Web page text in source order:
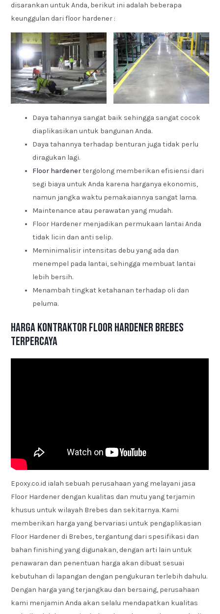
disarankan untuk Anda, berikut ini adalah beberapa
keunggulan dari floor hardener :
Daya tahannya sangat baik sehingga sangat cocok
diaplikasikan untuk bangunan Anda.
Daya tahannya terhadap benturan juga tidak perlu
diragukan lagi.
Floor hardenertergolong memberikan efisiensi dari
segi biaya untuk Anda karena harganya ekonomis,
namun jangka waktu pemakaiannya sangat lama.
Maintenance atau perawatan yang mudah.
Floor Hardener menjadikan permukaan lantai Anda
tidak licin dan anti selip.
Meminimalisir intensitas debu yang ada dan
menempel pada lantai, sehingga membuat lantai
lebih bersih.
Menambah tingkat ketahanan terhadap oli dan
peluma.
Harga Kontraktor Floor Hardener Brebes
Terpercaya
Epoxy.co.id ialah sebuah perusahaan yang melayani jasa
Floor Hardener dengan kualitas dan mutu yang terjamin
khusus untuk wilayah Brebes dan sekitarnya. Kami
memberikan harga yang bervariasi untuk pengaplikasian
Floor Hardener di Brebes, tergantung dari spesifikasi dan
bahan finishing yang digunakan, dengan arti lain untuk
penawaran dan penentuan harga akan dibuat sesuai
kebutuhan di lapangan dengan pengukuran terlebih dahulu.
Dengan harga yang terjangkau dan bersaing, perusahaan
kami menjamin Anda akan selalu mendapatkan kualitas